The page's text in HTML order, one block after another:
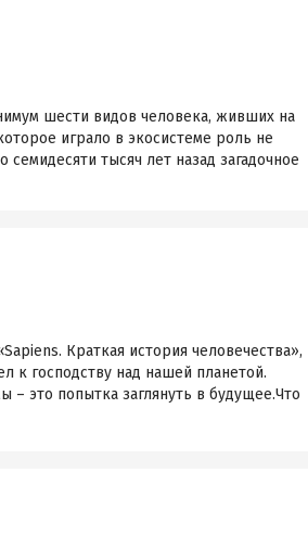
шести видов человека, живших на
играло в экосистеме роль не
тысяч лет назад загадочное
Краткая история человечества»,
к господству над нашей планетой.
– это попытка заглянуть в будущее.Что